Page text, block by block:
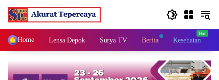
Home
Lensa Depok Surya TV Berita Kesehatan